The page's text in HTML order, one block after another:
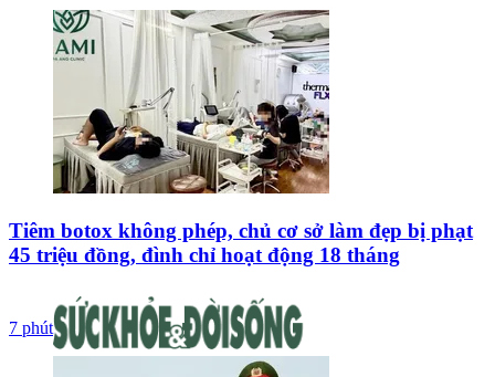
Tiêm botox không phép, chủ cơ sở làm đẹp bị phạt
45 triệu đồng, đình chỉ hoạt động 18 tháng
7 phút